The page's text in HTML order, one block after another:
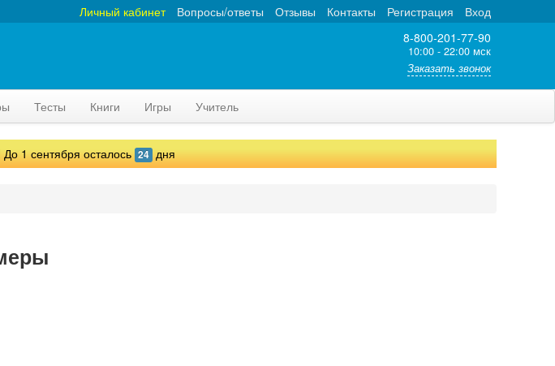
Вход
Регистрация
Контакты
Отзывы
Вопросы/ответы
Личный кабинет
8-800-201-77-90
10:00 - 22:00 мск
Заказать звонок
Тесты Книги Игры Учитель
1 сентября осталось 24 дня